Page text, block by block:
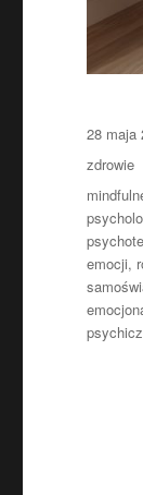
Data
publikacji
28 maja
Kategorie
zdrowie
Tagi
emocji,